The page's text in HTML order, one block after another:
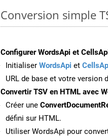
Conversion simple
Configurer WordsApi et
Initialiser WordsApi et
URL de base et votre version
Convertir TSV en HTML avec
Créer une
défini sur HTML.
Utiliser WordsApi pour